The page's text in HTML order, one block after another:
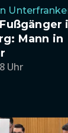
Mann in
Uhr